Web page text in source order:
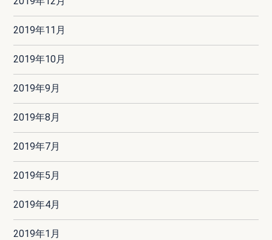
2019年11月
2019年10月
2019年9月
2019年8月
2019年7月
2019年5月
2019年4月
2019年1月